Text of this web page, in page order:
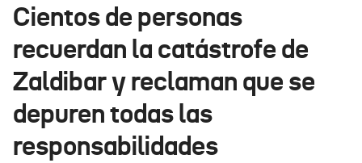
Ikusmiran
Eguraldia
Cientos de personas
recuerdan la catástrofe de
Zaldibar y reclaman que se
depuren todas las
responsabilidades